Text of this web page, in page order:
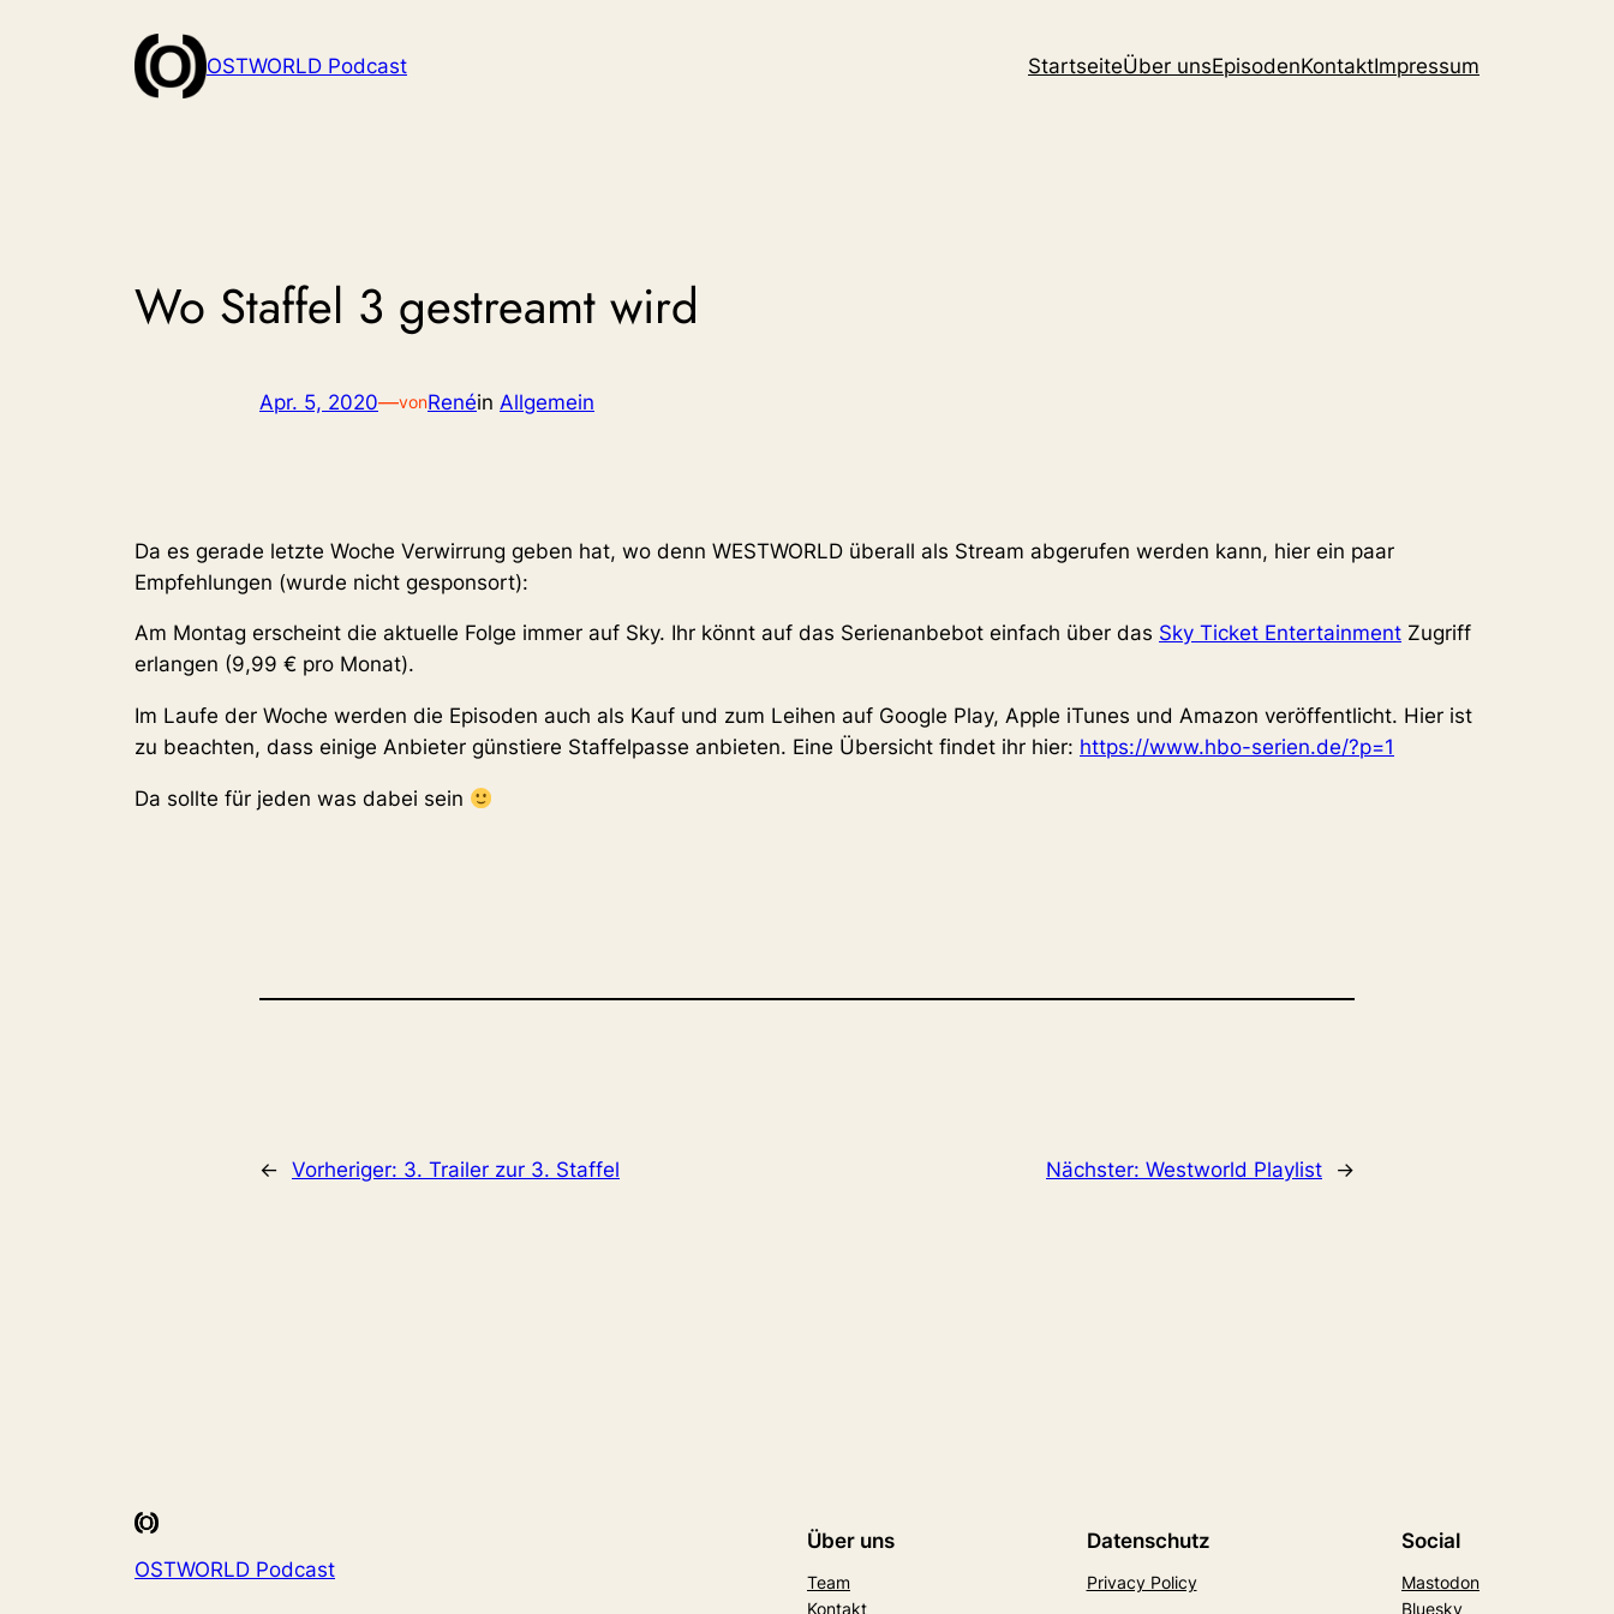
OSTWORLD Podcast StartseiteÜber unsEpisodenKontaktImpressum
Wo Staffel 3 gestreamt wird
Apr. 5, 2020—vonRenéin Allgemein
Da es gerade letzte Woche Verwirrung geben hat, wo denn WESTWORLD überall als Stream abgerufen werden kann, hier ein paar
Empfehlungen (wurde nicht gesponsort):
Am Montag erscheint die aktuelle Folge immer auf Sky. Ihr könnt auf das Serienanbebot einfach über das Sky Ticket Entertainment Zugriff
erlangen (9,99 € pro Monat).
Im Laufe der Woche werden die Episoden auch als Kauf und zum Leihen auf Google Play, Apple iTunes und Amazon veröffentlicht. Hier ist
zu beachten, dass einige Anbieter günstiere Staffelpasse anbieten. Eine Übersicht findet ihr hier: https://www.hbo-serien.de/?p=1
Da sollte für jeden was dabei sein
← Vorheriger: 3. Trailer zur 3. Staffel Nächster: Westworld Playlist →
OSTWORLD Podcast
Über uns
Team
Kontakt
Datenschutz
Privacy Policy
Social
Mastodon
Bluesky